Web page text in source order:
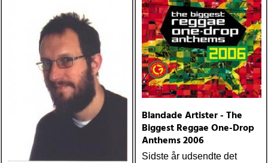
Lamontagne - Supernova
(Stone Dwarf) 07
Blandade Artister - The
Biggest Reggae One-Drop
Anthems 2006
Sidste år udsendte det